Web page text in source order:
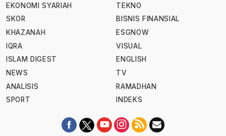
EKONOMI SYARIAH
SKOR
KHAZANAH
IQRA
ISLAM DIGEST
NEWS
ANALISIS
SPORT
TEKNO
BISNIS FINANSIAL
ESGNOW
VISUAL
ENGLISH
TV
RAMADHAN
INDEKS